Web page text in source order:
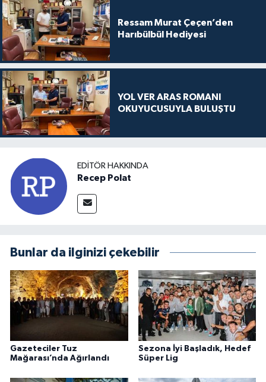
Ressam Murat Çeçen’den
Harıbülbül Hediyesi
YOL VER ARAS ROMANI
OKUYUCUSUYLA BULUŞTU
EDITÖR HAKKINDA
Recep Polat
Bunlar da ilginizi çekebilir
Gazeteciler Tuz
Mağarası’nda Ağırlandı
Sezona İyi Başladık, Hedef
Süper Lig